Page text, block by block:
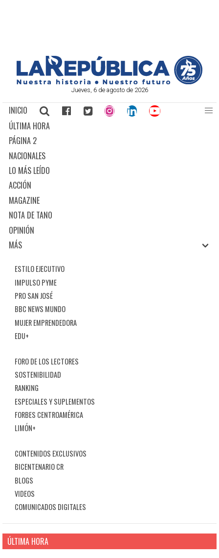
Jueves, 6 de agosto de 2026
INICIO
ÚLTIMA HORA
PÁGINA 2
NACIONALES
LO MÁS LEÍDO
ACCIÓN
MAGAZINE
NOTA DE TANO
OPINIÓN
MÁS
ESTILO EJECUTIVO
IMPULSO PYME
PRO SAN JOSÉ
BBC NEWS MUNDO
MUJER EMPRENDEDORA
EDU+
FORO DE LOS LECTORES
SOSTENIBILIDAD
RANKING
ESPECIALES Y SUPLEMENTOS
FORBES CENTROAMÉRICA
LIMÓN+
CONTENIDOS EXCLUSIVOS
BICENTENARIO CR
BLOGS
VIDEOS
COMUNICADOS DIGITALES
ÚLTIMA HORA